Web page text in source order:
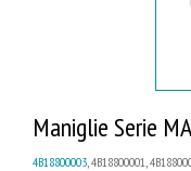
Maniglie Serie
4B18800003 , 4B18800001,